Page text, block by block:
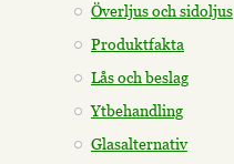
Överljus och sidoljus
Produktfakta
Lås och beslag
Ytbehandling
Glasalternativ